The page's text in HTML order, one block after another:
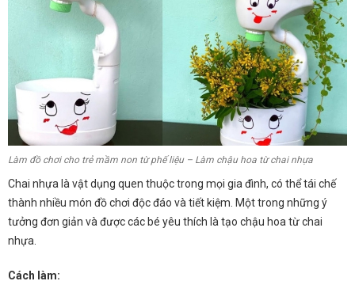
Làm đồ chơi cho trẻ mầm non từ phế liệu – Làm chậu hoa từ chai nhựa
Chai nhựa là vật dụng quen thuộc trong mọi gia đình, có thể tái chế
thành nhiều món đồ chơi độc đáo và tiết kiệm. Một trong những ý
tưởng đơn giản và được các bé yêu thích là tạo chậu hoa từ chai
nhựa.
Cách làm: